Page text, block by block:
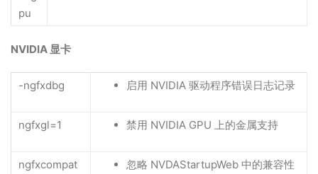
pu
NVIDIA 显卡
-ngfxdbg 启用 NVIDIA 驱动程序错误日志记录
ngfxgl=1 禁用 NVIDIA GPU 上的金属支持
ngfxcompat
忽略 NVDAStartupWeb 中的兼容性